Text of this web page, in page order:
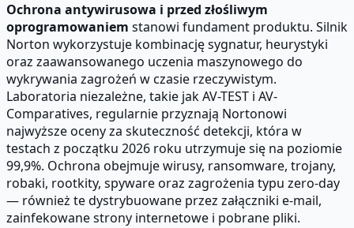
Ochrona antywirusowa i przed złośliwym
oprogramowaniem stanowi fundament produktu. Silnik
Norton wykorzystuje kombinację sygnatur, heurystyki
oraz zaawansowanego uczenia maszynowego do
wykrywania zagrożeń w czasie rzeczywistym.
Laboratoria niezależne, takie jak AV-TEST i AV-
Comparatives, regularnie przyznają Nortonowi
najwyższe oceny za skuteczność detekcji, która w
testach z początku 2026 roku utrzymuje się na poziomie
99,9%. Ochrona obejmuje wirusy, ransomware, trojany,
robaki, rootkity, spyware oraz zagrożenia typu zero-day
— również te dystrybuowane przez załączniki e-mail,
zainfekowane strony internetowe i pobrane pliki.